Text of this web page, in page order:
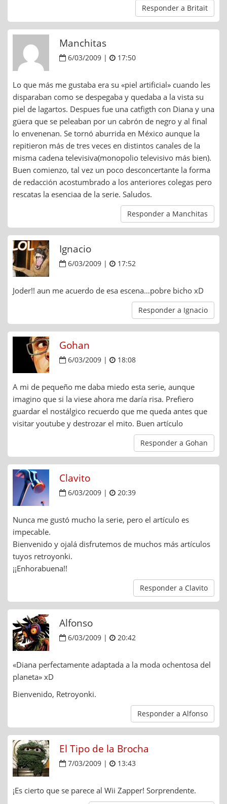
Responder a Britait
Manchitas
6/03/2009 | 17:50
Lo que más me gustaba era su «piel artificial» cuando les
disparaban como se despegaba y quedaba a la vista su
piel de lagartos. Despues fue una catfigth con Diana y una
güera que se peleaban por un cabrón de negro y al final
lo envenenan. Se tornó aburrida en México aunque la
repitieron más de tres veces en distintos canales de la
misma cadena televisiva(monopolio televisivo más bien).
Buen comienzo, tal vez un poco desconcertante la forma
de redacción acostumbrado a los anteriores colegas pero
rescatas la esenciaa de la serie. Saludos.
Responder a Manchitas
Ignacio
6/03/2009 | 17:52
Joder!! aun me acuerdo de esa escena…pobre bicho xD
Responder a Ignacio
Gohan
6/03/2009 | 18:08
A mi de pequeño me daba miedo esta serie, aunque
imagino que si la viese ahora me daría risa. Prefiero
guardar el nostálgico recuerdo que me queda antes que
visitar youtube y destrozar el mito. Buen artículo
Responder a Gohan
Clavito
6/03/2009 | 20:39
Nunca me gustó mucho la serie, pero el artículo es
impecable.
Bienvenido y ojalá disfrutemos de muchos más artículos
tuyos retroyonki.
¡¡Enhorabuena!!
Responder a Clavito
Alfonso
6/03/2009 | 20:42
«Diana perfectamente adaptada a la moda ochentosa del
planeta» xD
Bienvenido, Retroyonki.
Responder a Alfonso
El Tipo de la Brocha
7/03/2009 | 13:43
¡Es cierto que se parece al Wii Zapper! Sorprendente.